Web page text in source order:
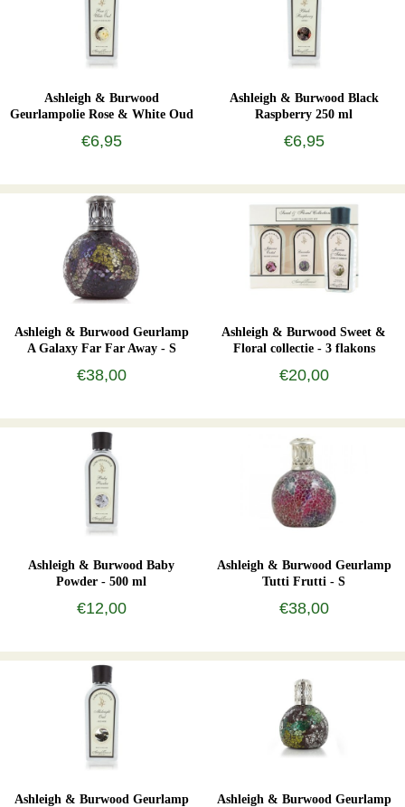
Ashleigh & Burwood
Geurlampolie Rose & White Oud
€6,95
Ashleigh & Burwood Black
Raspberry 250 ml
€6,95
Ashleigh & Burwood Geurlamp
A Galaxy Far Far Away - S
€38,00
Ashleigh & Burwood Sweet &
Floral collectie - 3 flakons
€20,00
Ashleigh & Burwood Baby
Powder - 500 ml
€12,00
Ashleigh & Burwood Geurlamp
Tutti Frutti - S
€38,00
Ashleigh & Burwood Geurlamp
Ashleigh & Burwood Geurlamp